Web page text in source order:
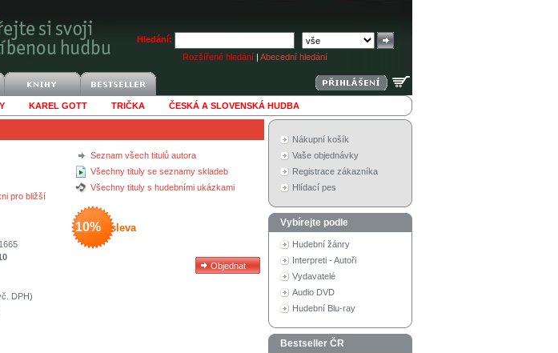
Hledání:
Rozšířené hledání | Abecední hledání
KAREL GOTT TRIČKA ČESKÁ A SLOVENSKÁ HUDBA
Seznam všech titulů autora
Všechny tituly se seznamy skladeb
Všechny tituly s hudebními ukázkami
10% sleva
pro bližší
DPH)
Nákupní košík
Vaše objednávky
Registrace zákazníka
Hlídací pes
Vybírejte podle
Hudební žánry
Interpreti - Autoři
Vydavatelé
Audio DVD
Hudební Blu-ray
Bestseller ČR